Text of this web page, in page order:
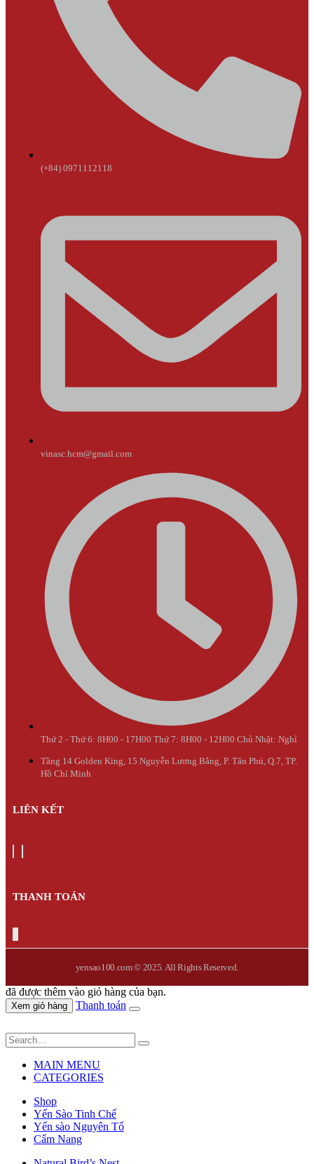
(+84) 0971112118
vinasc.hcm@gmail.com
Thứ 2 - Thứ 6: 8H00 - 17H00 Thứ 7: 8H00 - 12H00 Chủ Nhật: Nghỉ
Tầng 14 Golden King, 15 Nguyễn Lương Bằng, P. Tân Phú, Q.7, TP.
Hồ Chí Minh
LIÊN KẾT
THANH TOÁN
yensao100.com © 2025. All Rights Reserved.
đã được thêm vào giỏ hàng của bạn.
Xem giỏ hàng Thanh toán
MAIN MENU
CATEGORIES
Shop
Yến Sào Tinh Chế
Yến sào Nguyên Tổ
Cẩm Nang